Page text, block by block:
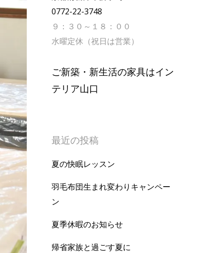
0772-22-3748
９：３０～１８：００
水曜定休（祝日は営業）
ご新築・新生活の家具はイン
テリア山口
最近の投稿
夏の快眠レッスン
羽毛布団生まれ変わりキャンペー
ン
夏季休暇のお知らせ
帰省家族と過ごす夏に